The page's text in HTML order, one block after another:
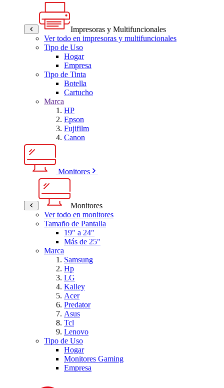
Impresoras y Multifuncionales
Ver todo en impresoras y multifuncionales
Tipo de Uso
Hogar
Empresa
Tipo de Tinta
Botella
Cartucho
Marca
HP
Epson
Fujifilm
Canon
Monitores
Monitores
Ver todo en monitores
Tamaño de Pantalla
19" a 24"
Más de 25"
Marca
Samsung
Hp
LG
Kalley
Acer
Predator
Asus
Tcl
Lenovo
Tipo de Uso
Hogar
Monitores Gaming
Empresa